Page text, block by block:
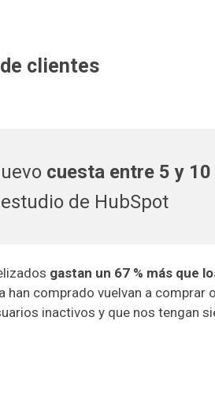
clientes
cuesta entre 5 y
de HubSpot
gastan un 67 % más que
han comprado vuelvan a
inactivos y que nos tengan